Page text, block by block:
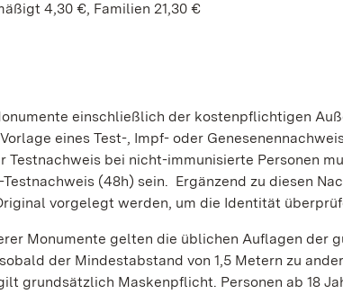
4,30 €, Familien 21,30 €
einschließlich der kostenpflichtigen
eines Test-, Impf- oder
Testnachweis bei nicht-immunisierte Personen
(48h) sein. Ergänzend zu diesen
vorgelegt werden, um die Identität
Monumente gelten die üblichen Auflagen der
der Mindestabstand von 1,5 Metern zu
grundsätzlich Maskenpflicht. Personen ab 18